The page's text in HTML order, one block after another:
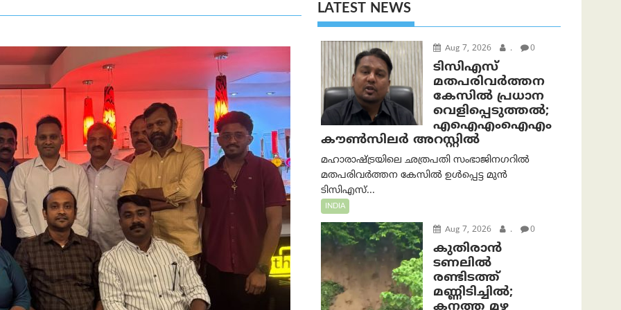
LATEST NEWS
Aug 7, 2026 . 0
ടിസിഎസ്
മതപരിവർത്തന
കേസിൽ പ്രധാന
വെളിപ്പെടുത്തൽ;
എഐഎംഐഎം
കൗൺസിലർ അറസ്റ്റിൽ
മഹാരാഷ്ട്രയിലെ ഛത്രപതി സംഭാജിനഗറിൽ
മതപരിവർത്തന കേസിൽ ഉൾപ്പെട്ട മുൻ
ടിസിഎസ്...
INDIA
Aug 7, 2026 . 0
കുതിരാൻ
ടണലിൽ
രണ്ടിടത്ത്
മണ്ണിടിച്ചിൽ;
കനത്ത മഴ